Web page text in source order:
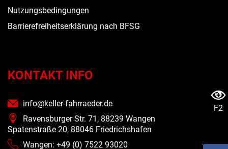
Nutzungsbedingungen
Barrierefreiheitserklärung nach BFSG
KONTAKT INFO
info@keller-fahrraeder.de
Ravensburger Str. 71, 88239 Wangen
Spatenstraße 20, 88046 Friedrichshafen
Wangen: +49 (0) 7522 93020
F2